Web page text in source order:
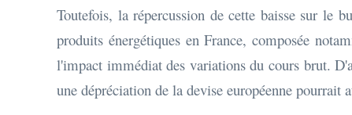
Toutefois, la répercussion de cette baisse sur le
produits énergétiques en France, composée
l'impact immédiat des variations du cours brut.
une dépréciation de la devise européenne pourrait